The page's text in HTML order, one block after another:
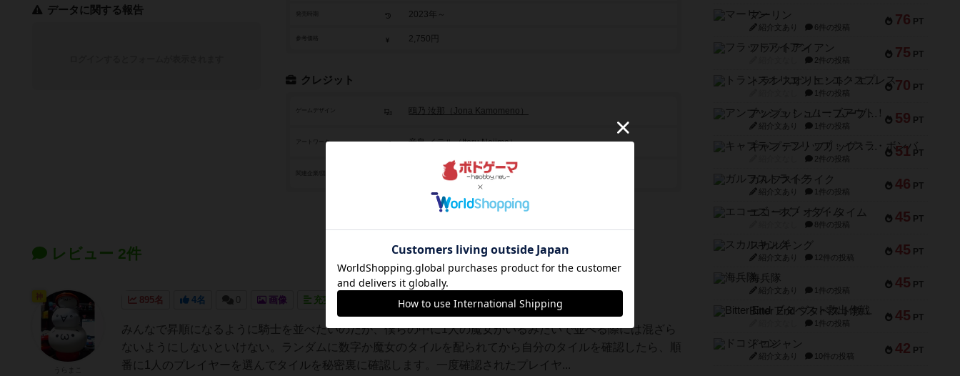
2023年～
参考価格 2,750円
クレジット
ゲームデザイン 鴎乃 汝那（Jona Kamomeno）
アートワーク 音島 イテル（Iteru Nejima）
ヘイ！（HEY!）
データに関する報告
レビュー 2件
895名 4名 0 画像 充実
みんなで昇順になるように騎士を並べたいのだが、僕らの中に1人の魔女がいるみたいで並べる際には混ざら
ないようにしないといけない。ランダムに数字か魔女のタイルを配られてから自分のタイルを確認したら、順
番に1人のプレイヤーを選んでタイルを秘密裏に確認します。一度確認されたプレイヤ...
76 PT
マーリン
紹介文あり 6件の投稿
75 PT
フラットアイアン
2件の投稿
70 PT
トランスオリエント・エクスプレス
1件の投稿
59 PT
アンブッシュ！：ムーブアウト！
紹介文あり 1件の投稿
51 PT
キャプテン・フリップ：イスラ・ボンバ
2件の投稿
46 PT
ガルフストライク
紹介文あり 1件の投稿
45 PT
エコーズ・オブ・タイム
8件の投稿
45 PT
スカルキング
紹介文あり 12件の投稿
45 PT
海兵隊
紹介文あり 1件の投稿
45 PT
Bitter End ブタペスト救出作戦
1件の投稿
42 PT
ドコジャン
紹介文あり 10件の投稿